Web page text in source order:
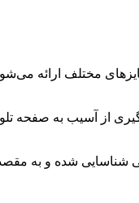
مختلف ارائه
از آسیب به صفحه
شناسایی شده و به